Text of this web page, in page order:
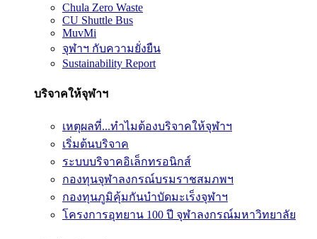
Chula Zero Waste
CU Shuttle Bus
MuvMi
จุฬาฯ กับความยั่งยืน
Sustainability Report
บริจาคให้จุฬาฯ
เหตุผลที่...ทำไมต้องบริจาคให้จุฬาฯ
เริ่มต้นบริจาค
ระบบบริจาคอิเล็กทรอนิกส์
กองทุนจุฬาลงกรณ์บรมราชสมภพฯ
กองทุนภูมิคุ้มกันบำบัดมะเร็งจุฬาฯ
โครงการอุทยาน 100 ปี จุฬาลงกรณ์มหาวิทยาลัย